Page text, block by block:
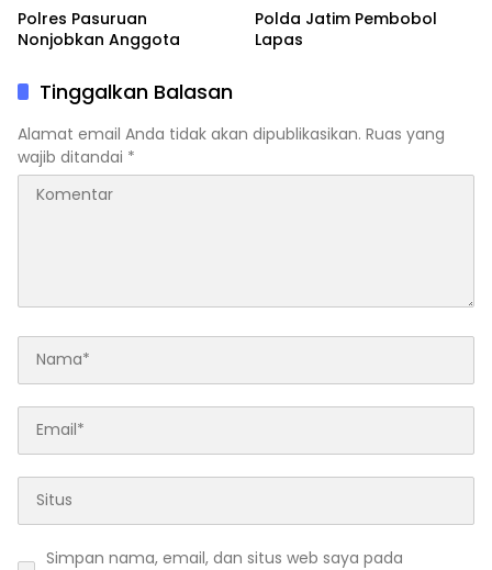
Polres Pasuruan
Nonjobkan Anggota
Polda Jatim Pembobol
Lapas
Tinggalkan Balasan
Alamat email Anda tidak akan dipublikasikan. Ruas yang
wajib ditandai *
Simpan nama, email, dan situs web saya pada